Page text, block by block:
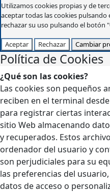
Utilizamos cookies propias y de
aceptar todas las cookies
rechazar su uso pulsando el botón
Aceptar Rechazar Cambiar
Política de Cookies
¿Qué son las cookies?
Las cookies son pequeños
reciben en el terminal
para registrar ciertas
sitio Web almacenando
y recuperados. Estos
ordenador del usuario y
son perjudiciales para su
las preferencias del
datos de acceso o